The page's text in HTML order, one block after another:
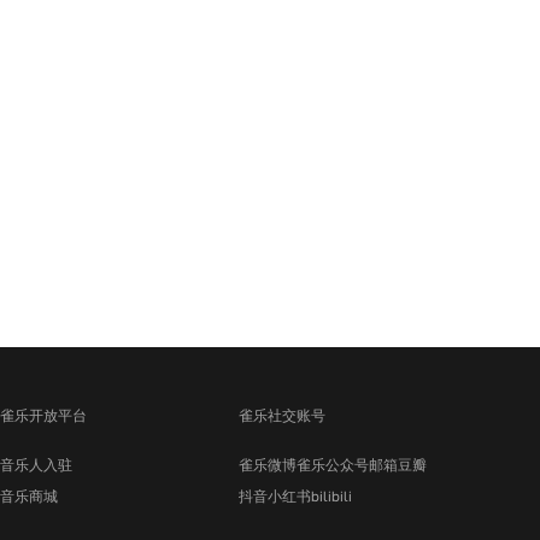
雀乐开放平台
音乐人入驻
音乐商城
雀乐社交账号
雀乐微博雀乐公众号邮箱豆瓣
抖音小红书bilibili